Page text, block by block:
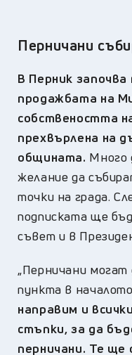
Перничани
В Перник
продажбата на
собствеността
прехвърлена на
общината. Много
желание да
точки на града.
подписката ще
съвет и в
„Перничани
пункта в началото
направим и
стъпки, за да
перничани. Те ще